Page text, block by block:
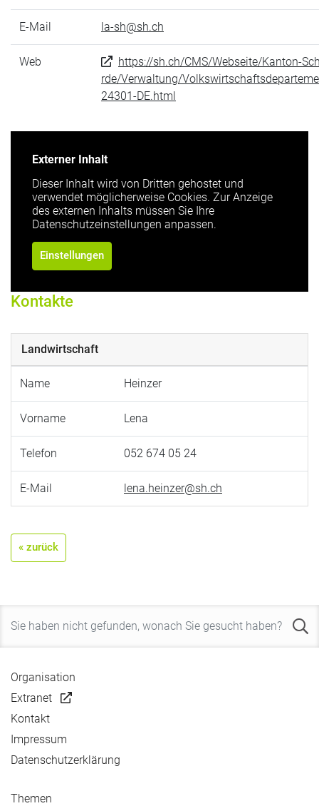
E-Mail la-sh@sh.ch
Web
https://sh.ch/CMS/Webseite/Kanton-
rde/Verwaltung/
24301-DE.html
Externer Inhalt
Dieser Inhalt wird von Dritten gehostet und
verwendet möglicherweise Cookies. Zur Anzeige
des externen Inhalts müssen Sie Ihre
Datenschutzeinstellungen anpassen.
Einstellungen
Kontakte
Landwirtschaft
Name Heinzer
Vorname Lena
Telefon 052 674 05 24
E-Mail lena.heinzer@sh.ch
« zurück
Organisation
Extranet
Kontakt
Impressum
Datenschutzerklärung
Themen